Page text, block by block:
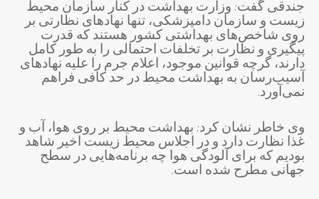
جندقی گفت: وزارت بهداشت در کنار سازمان محیط
زیست و سازمان دامپزشکی، تنها نهادهای نظارتی بر
روی شاخص‌های بهداشتی کشور هستند که قدرت
پیگیری و نظارت بر تخلفات احتمالی را به طور کامل
دارند، گرچه قوانین موجود، اعلام جرم را علیه نهادهای
آسیب‌رسان به بهداشت محیط در حد کافی فراهم
نمی‌آورد.
وی خاطر نشان کرد: بهداشت محیط بر روی هوا، آب و
غذا نظارت دارد و در اجلاس محیط زیست اخیر شاهد
بودیم که برای آلودگی هوا چه برنامه‌هایی در سطح
جهانی مطرح شده است.